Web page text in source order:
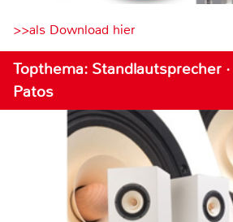
>>als Download hier
Topthema: Standlautsprecher
Patos